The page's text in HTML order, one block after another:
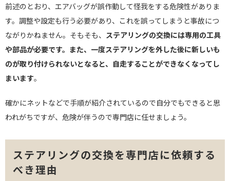
前述のとおり、エアバッグが誤作動して怪我をする危険性がありま
す。調整や設定も行う必要があり、これを誤ってしまうと事故につ
ながりかねません。そもそも、 ステアリングの交換には専用の工具
や部品が必要です。また、一度ステアリングを外した後に新しいも
のが取り付けられないとなると、自走することができなくなってし
まいます。
確かにネットなどで手順が紹介されているので自分でもできると思
われがちですが、危険が伴うので専門店に任せましょう。
ステアリングの交換を専門店に依頼する
べき理由